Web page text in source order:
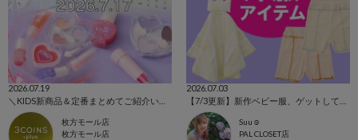
2026.07.19
枚方モール店
枚方モール店
2026.07.03
Suu☺︎
PAL CLOSET店